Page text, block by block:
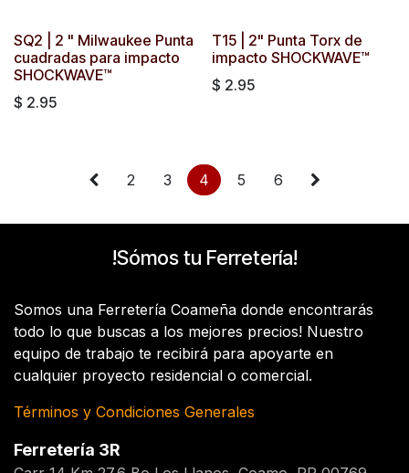
SQ2 | 2 " Milwaukee Punta
cuadradas para impacto
SHOCKWAVE™
$ 2.95
T15 | 2" Punta Torx de
impacto SHOCKWAVE™
$ 2.95
2 3 4 5 6
!Sómos tu Ferretería!
Somos una Ferretería Coameña donde encontrarás
todo lo que buscas a los mejores precios! Nuestro
equipo de trabajo te recibirá para apoyarte en
cualquier proyecto residencial o comercial.
Términos y Condiciones Generales
Ferretería 3R